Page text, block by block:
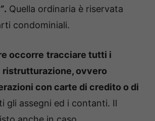
. Quella ordinaria è riservata
condominiali.
occorre tracciare tutti i
ristrutturazione, ovvero
con carte di credito o di
gli assegni ed i contanti. Il